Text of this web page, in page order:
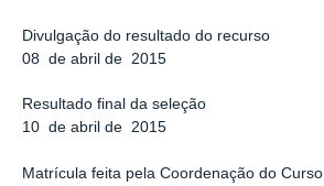
Divulgação do resultado do recurso
08 de abril de 2015
Resultado final da seleção
10 de abril de 2015
Matrícula feita pela Coordenação do Curso